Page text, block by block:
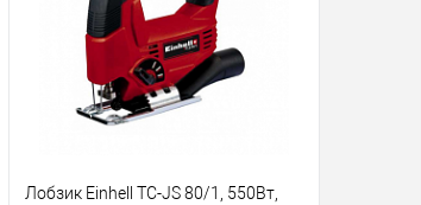
Лобзик Einhell TC-JS 80/1, 550Вт,